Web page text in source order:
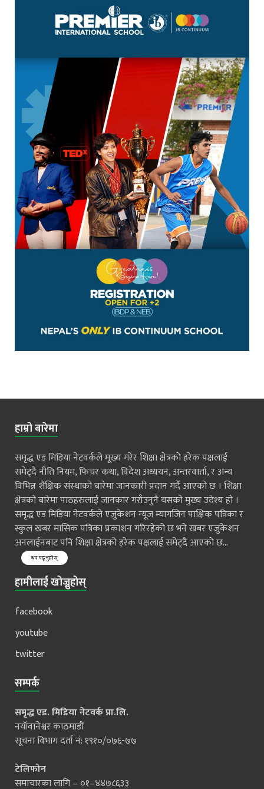
हाम्रो बारेमा
समृद्ध एड मिडिया नेटवर्कले मूख्य गरेर शिक्षा क्षेत्रको हरेक पक्षलाई
समेट्दै नीति नियम, फिचर कथा, विदेश अध्ययन, अन्तरवार्ता, र अन्य
विभिन्न शैक्षिक संस्थाको बारेमा जानकारी प्रदान गर्दै आएको छ । शिक्षा
क्षेत्रको बारेमा पाठहरुलाई जानकार गराँउनुनै यसको मुख्य उदेश्य हो ।
समृद्ध एड मिडिया नेटवर्कले एजुकेशन न्यूज म्यागजिन पाक्षिक पत्रिका र
स्कुल खबर मासिक पत्रिका प्रकाशन गरिरहेको छ भने खबर एजुकेशन
अनलाईनबाट पनि शिक्षा क्षेत्रको हरेक पक्षलाई समेट्दै आएको छ...
थप पढ्नुहोस्
हामीलाई खोज्नुहोस्
facebook
youtube
twitter
सम्पर्क
समृद्ध एड. मिडिया नेटवर्क प्रा.लि.
नयाँवानेश्वर काठमाडौं
सूचना विभाग दर्ता नं: १९१०/०७६-७७
टेलिफोन
समाचारका लागि – ०१–४४७८६३३